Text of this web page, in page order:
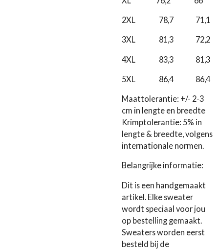
2XL 78,7 71,1
3XL 81,3 72,2
4XL 83,3 81,3
5XL 86,4 86,4
Maattolerantie: +/- 2-3
cm in lengte en breedte
Krimptolerantie: 5% in
lengte & breedte, volgens
internationale normen.
Belangrijke informatie:
Dit is een handgemaakt
artikel. Elke sweater
wordt speciaal voor jou
op bestelling gemaakt.
Sweaters worden eerst
besteld bij de